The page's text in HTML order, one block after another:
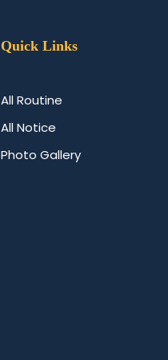
Quick Links
All Routine
All Notice
Photo Gallery